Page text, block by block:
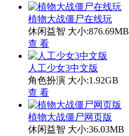
植物大战僵尸在线玩
休闲益智 大小:876.69MB
查 看
人工少女3中文版
角色扮演 大小:1.92GB
查 看
植物大战僵尸网页版
休闲益智 大小:36.03MB